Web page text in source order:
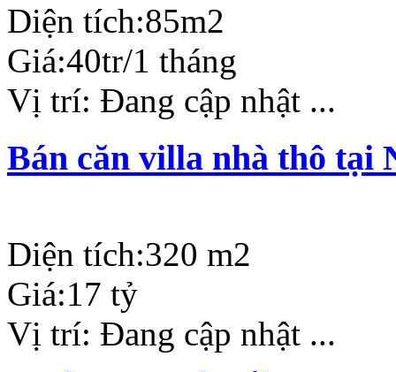
Diện tích:85m2
Giá:40tr/1 tháng
Vị trí: Đang cập nhật ...
Bán căn villa nhà thô tại
Diện tích:320 m2
Giá:17 tỷ
Vị trí: Đang cập nhật ...